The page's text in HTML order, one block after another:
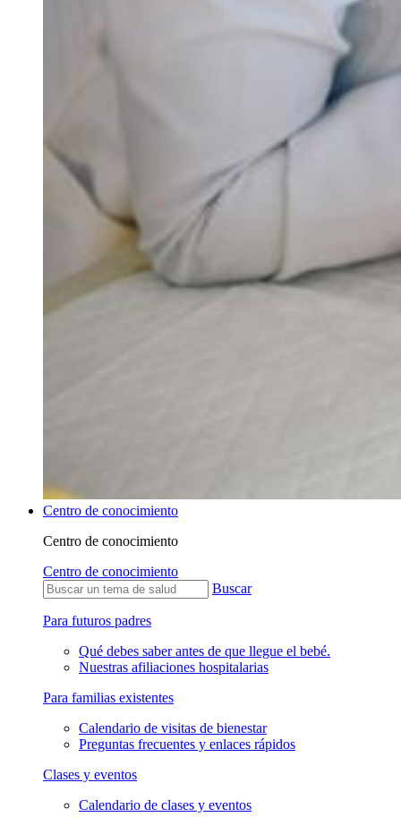
Centro de conocimiento
Centro de conocimiento
Centro de conocimiento
Buscar
Para futuros padres
Qué debes saber antes de que llegue el bebé.
Nuestras afiliaciones hospitalarias
Para familias existentes
Calendario de visitas de bienestar
Preguntas frecuentes y enlaces rápidos
Clases y eventos
Calendario de clases y eventos